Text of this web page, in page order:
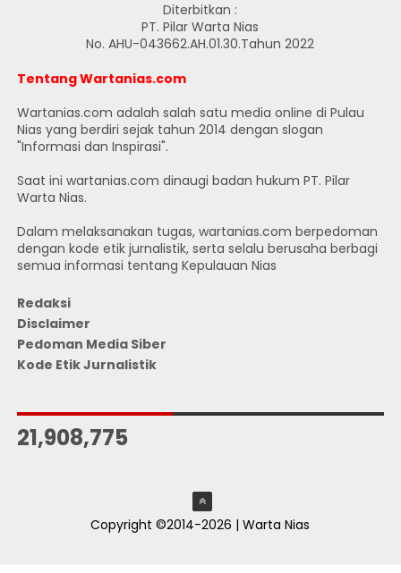
Diterbitkan :
PT. Pilar Warta Nias
No. AHU-043662.AH.01.30.Tahun 2022
Tentang Wartanias.com
Wartanias.com adalah salah satu media online di Pulau
Nias yang berdiri sejak tahun 2014 dengan slogan
"Informasi dan Inspirasi".
Saat ini wartanias.com dinaugi badan hukum PT. Pilar
Warta Nias.
Dalam melaksanakan tugas, wartanias.com berpedoman
dengan kode etik jurnalistik, serta selalu berusaha berbagi
semua informasi tentang Kepulauan Nias
Redaksi
Disclaimer
Pedoman Media Siber
Kode Etik Jurnalistik
21,908,775
Copyright ©2014-2026 | Warta Nias